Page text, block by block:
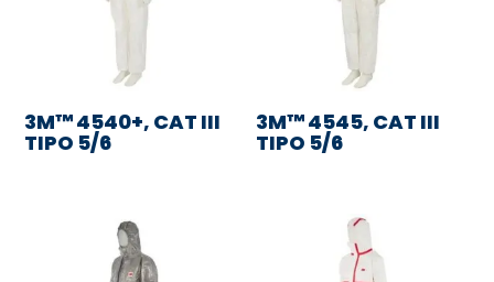
3M™ 4540+, CAT III
TIPO 5/6
3M™ 4545, CAT III
TIPO 5/6